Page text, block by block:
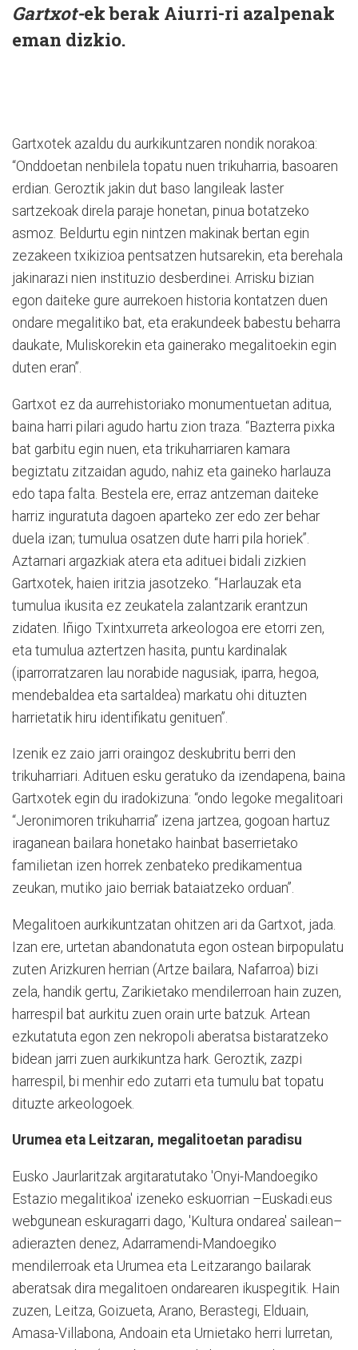
Gartxot-ek berak Aiurri-ri azalpenak
eman dizkio.
Gartxotek azaldu du aurkikuntzaren nondik norakoa:
“Onddoetan nenbilela topatu nuen trikuharria, basoaren
erdian. Geroztik jakin dut baso langileak laster
sartzekoak direla paraje honetan, pinua botatzeko
asmoz. Beldurtu egin nintzen makinak bertan egin
zezakeen txikizioa pentsatzen hutsarekin, eta berehala
jakinarazi nien instituzio desberdinei. Arrisku bizian
egon daiteke gure aurrekoen historia kontatzen duen
ondare megalitiko bat, eta erakundeek babestu beharra
daukate, Muliskorekin eta gainerako megalitoekin egin
duten eran”.
Gartxot ez da aurrehistoriako monumentuetan aditua,
baina harri pilari agudo hartu zion traza. “Bazterra pixka
bat garbitu egin nuen, eta trikuharriaren kamara
begiztatu zitzaidan agudo, nahiz eta gaineko harlauza
edo tapa falta. Bestela ere, erraz antzeman daiteke
harriz inguratuta dagoen aparteko zer edo zer behar
duela izan; tumulua osatzen dute harri pila horiek”.
Aztarnari argazkiak atera eta adituei bidali zizkien
Gartxotek, haien iritzia jasotzeko. “Harlauzak eta
tumulua ikusita ez zeukatela zalantzarik erantzun
zidaten. Iñigo Txintxurreta arkeologoa ere etorri zen,
eta tumulua aztertzen hasita, puntu kardinalak
(iparrorratzaren lau norabide nagusiak, iparra, hegoa,
mendebaldea eta sartaldea) markatu ohi dituzten
harrietatik hiru identifikatu genituen”.
Izenik ez zaio jarri oraingoz deskubritu berri den
trikuharriari. Adituen esku geratuko da izendapena, baina
Gartxotek egin du iradokizuna: “ondo legoke megalitoari
“Jeronimoren trikuharria” izena jartzea, gogoan hartuz
iraganean bailara honetako hainbat baserrietako
familietan izen horrek zenbateko predikamentua
zeukan, mutiko jaio berriak bataiatzeko orduan”.
Megalitoen aurkikuntzatan ohitzen ari da Gartxot, jada.
Izan ere, urtetan abandonatuta egon ostean birpopulatu
zuten Arizkuren herrian (Artze bailara, Nafarroa) bizi
zela, handik gertu, Zarikietako mendilerroan hain zuzen,
harrespil bat aurkitu zuen orain urte batzuk. Artean
ezkutatuta egon zen nekropoli aberatsa bistaratzeko
bidean jarri zuen aurkikuntza hark. Geroztik, zazpi
harrespil, bi menhir edo zutarri eta tumulu bat topatu
dituzte arkeologoek.
Urumea eta Leitzaran, megalitoetan paradisu
Eusko Jaurlaritzak argitaratutako 'Onyi-Mandoegiko
Estazio megalitikoa' izeneko eskuorrian –Euskadi.eus
webgunean eskuragarri dago, 'Kultura ondarea' sailean–
adierazten denez, Adarramendi-Mandoegiko
mendilerroak eta Urumea eta Leitzarango bailarak
aberatsak dira megalitoen ondarearen ikuspegitik. Hain
zuzen, Leitza, Goizueta, Arano, Berastegi, Elduain,
Amasa-Villabona, Andoain eta Urnietako herri lurretan,